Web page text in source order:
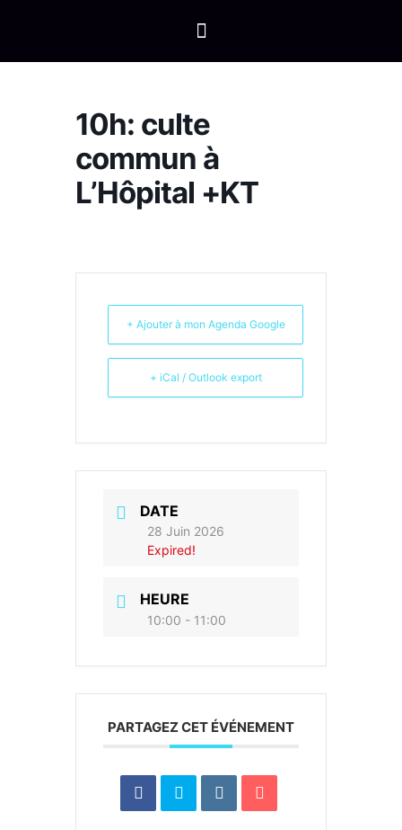
10h: culte
commun à
L’Hôpital +KT
+ Ajouter à mon Agenda Google
+ iCal / Outlook export
DATE
28 Juin 2026
Expired!
HEURE
10:00 - 11:00
PARTAGEZ CET ÉVÉNEMENT